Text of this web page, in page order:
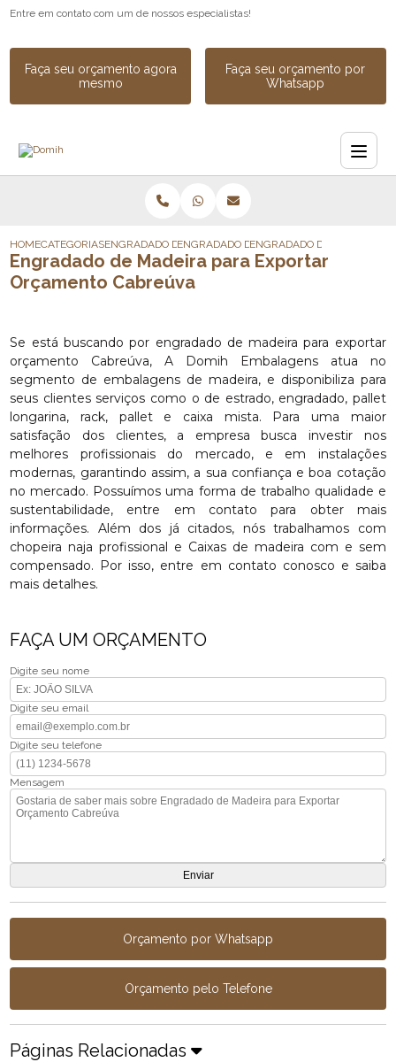
Entre em contato com um de nossos especialistas!
Faça seu orçamento agora
mesmo
Faça seu orçamento por
Whatsapp
HOMECATEGORIASENGRADADO DE MADEIRAENGRADADO DE MADEIRA INDUSTRIAL
ENGRADADO DE MADEIRA
Engradado de Madeira para Exportar
Orçamento Cabreúva
Se está buscando por engradado de madeira para exportar
orçamento Cabreúva, A Domih Embalagens atua no
segmento de embalagens de madeira, e disponibiliza para
seus clientes serviços como o de estrado, engradado, pallet
longarina, rack, pallet e caixa mista. Para uma maior
satisfação dos clientes, a empresa busca investir nos
melhores profissionais do mercado, e em instalações
modernas, garantindo assim, a sua confiança e boa cotação
no mercado. Possuímos uma forma de trabalho qualidade e
sustentabilidade, entre em contato para obter mais
informações. Além dos já citados, nós trabalhamos com
chopeira naja profissional e Caixas de madeira com e sem
compensado. Por isso, entre em contato conosco e saiba
mais detalhes.
FAÇA UM ORÇAMENTO
Digite seu nome
Digite seu email
Digite seu telefone
Mensagem
Orçamento por Whatsapp
Orçamento pelo Telefone
Páginas Relacionadas